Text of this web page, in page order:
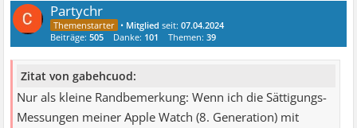
Partychr
• Mitglied seit:07.04.2024
Beiträge:505 Danke: 101 Themen:39
Zitat von gabehcuod:
Nur als kleine Randbemerkung: Wenn ich die Sättigungs-
Messungen meiner Apple Watch (8. Generation) mit